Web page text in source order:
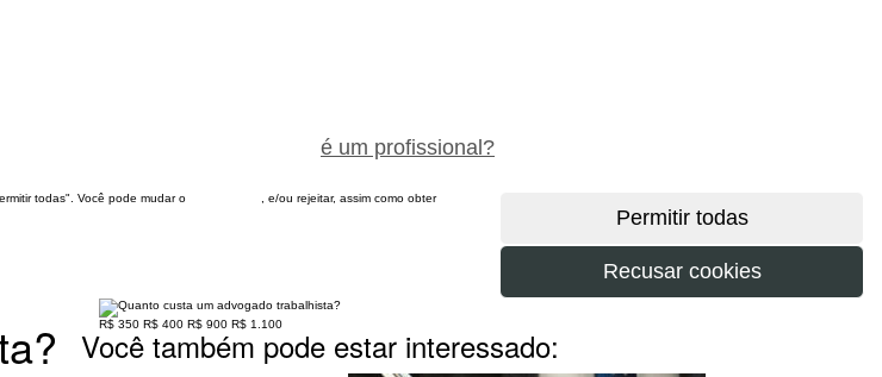
é um profissional?
todas". Você pode mudar o
, e/ou rejeitar, assim como obter
R$ 350 R$ 400 R$ 900 R$ 1.100
Você também pode estar interessado: